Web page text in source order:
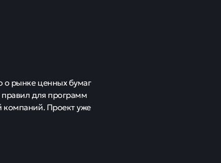
о рынке ценных бумаг
для программ
компаний. Проект уже